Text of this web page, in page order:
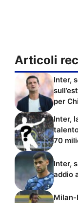
Articoli
Inter,
per
Inter,
70
Inter,
addio
Milan-